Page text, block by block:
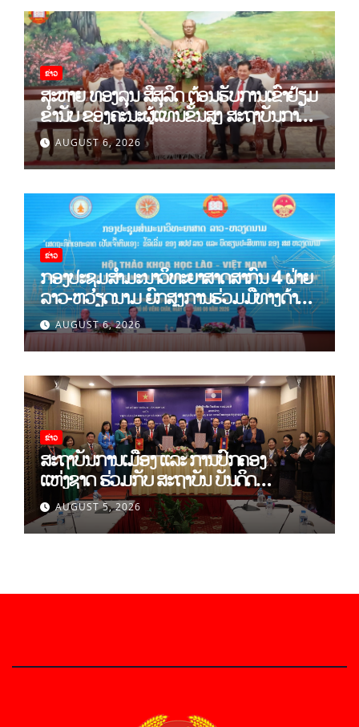
ຂ່າວ
ສະຫາຍ ທອງລຸນ ສີສຸລິດ ຕ້ອນຮັບການເຂົ້າຢ້ຽມ
ຂຳ່ນັບ ຂອງຄະນະຜູ້ແທນຂັ້ນສູງ ສະຖາບັນການ
ເມືອງແຫ່ງຊາດ ໂຮ່ຈີມິນ ແລະ ສະຖາບັນບັນດິດ
ວິທະຍາສາດສັງຄົມຫວຽດນາມ
AUGUST 6, 2026
ຂ່າວ
ກອງປະຊຸມສໍາມະນາວິທະຍາສາດສາກົນ 4 ຝ່າຍ
ລາວ-ຫວຽດນາມ ຍົກສູງການຮ່ວມມືທາງດ້ານ
ທິດສະດີ ແລະ ພຶດຕິກໍາ ລາວ-ຫວຽດນາມ ແນໃສ່
ສ້າງເສດຖະກິດເອກະລາດເປັນເຈົ້າຕົນເອງຢ່າງ
ເຂັ້ມແຂງ
AUGUST 6, 2026
ຂ່າວ
ສະຖາບັນການເມືອງ ແລະ ການປົກຄອງ
ແຫ່ງຊາດ ຮ່ວມກັບ ສະຖາບັນ ບັນດິດ
ວິທະຍາສາດສັງຄົມ ຫວຽດນາມ ເຊັນບົດບັນທຶກ
ການຮ່ວມມືທາງດ້ານວິທະຍາສາດ (2026-
2030)
AUGUST 5, 2026